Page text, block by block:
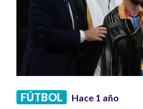
FÚTBOL Hace 1 año